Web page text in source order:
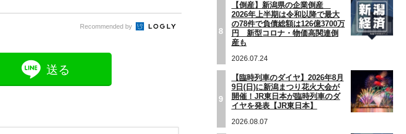
Recommended by
送る
8
【倒産】新潟県の企業倒産
2026年上半期は令和以降で最大
の78件で負債総額は126億3700万
円 新型コロナ・物価高関連倒
産も
2026.07.24
9
【臨時列車のダイヤ】2026年8月
9日(日)に新潟まつり花火大会が
開催！JR東日本が臨時列車のダ
イヤを発表【JR東日本】
2026.08.07